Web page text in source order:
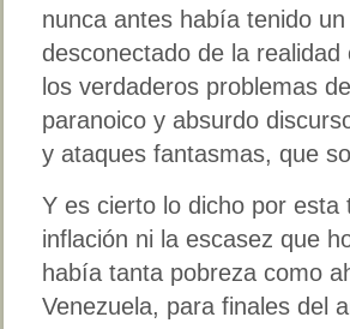
nunca antes había tenido
desconectado de la
los verdaderos problemas
paranoico y absurdo
y ataques fantasmas, que
Y es cierto lo dicho por
inflación ni la escasez que
había tanta pobreza como
Venezuela, para finales del